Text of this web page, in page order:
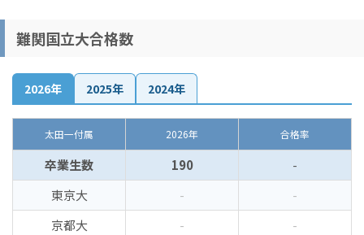
難関国立大合格数
2026年 2025年 2024年
太田一付属 2026年 合格率
卒業生数 190
-
東京大
-
-
京都大
-
-